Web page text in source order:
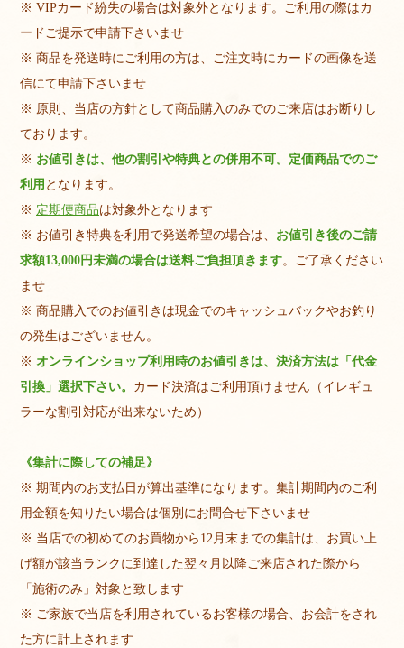
※ VIPカード紛失の場合は対象外となります。ご利用の際はカ
ードご提示で申請下さいませ
※ 商品を発送時にご利用の方は、ご注文時にカードの画像を送
信にて申請下さいませ
※ 原則、当店の方針として商品購入のみでのご来店はお断りし
ております。
※ お値引きは、他の割引や特典との併用不可。定価商品でのご
利用 となります。
※ 定期便商品は対象外となります
※ お値引き特典を利用で発送希望の場合は、 お値引き後のご請
求額13,000円未満の場合は送料ご負担頂きます。ご了承ください
ませ
※ 商品購入でのお値引きは現金でのキャッシュバックやお釣り
の発生はございません。
※ オンラインショップ利用時のお値引きは、決済方法は「代金
引換」選択下さい。 カード決済はご利用頂けません（イレギュ
ラーな割引対応が出来ないため）
《集計に際しての補足》
※ 期間内のお支払日が算出基準になります。集計期間内のご利
用金額を知りたい場合は個別にお問合せ下さいませ
※ 当店での初めてのお買物から12月末までの集計は、お買い上
げ額が該当ランクに到達した翌々月以降ご来店された際から
「施術のみ」対象と致します
※ ご家族で当店を利用されているお客様の場合、お会計をされ
た方に計上されます